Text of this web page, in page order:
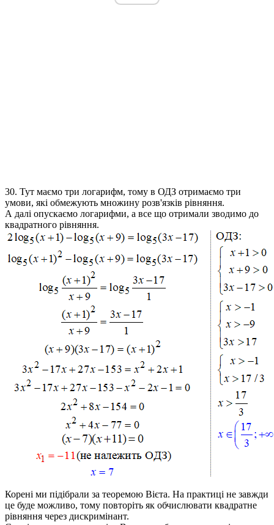
30. Тут маємо три логарифм, тому в ОДЗ отримаємо три
умови, які обмежують множину розв'язків рівняння.
А далі опускаємо логарифми, а все що отримали зводимо до
квадратного рівняння.
Корені ми підібрали за теоремою Вієта. На практиці не завжди
це буде можливо, тому повторіть як обчислювати квадратне
рівняння через дискримінант.